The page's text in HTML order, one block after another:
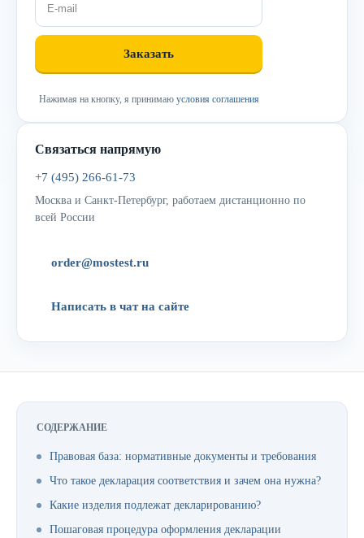
Нажимая на кнопку, я принимаю условия соглашения
Связаться напрямую
+7 (495) 266-61-73
Москва и Санкт-Петербург, работаем дистанционно по
всей России
order@mostest.ru
Написать в чат на сайте
СОДЕРЖАНИЕ
Правовая база: нормативные документы и требования
Что такое декларация соответствия и зачем она нужна?
Какие изделия подлежат декларированию?
Пошаговая процедура оформления декларации